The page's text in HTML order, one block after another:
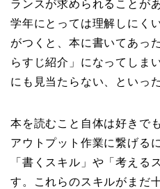
ランスが求められることが
学年にとっては理解しにく
がつくと、本に書いてあっ
らすじ紹介」になってしま
にも見当たらない、といっ
本を読むこと自体は好きで
アウトプット作業に繋げる
「書くスキル」や「考える
す。これらのスキルがまだ